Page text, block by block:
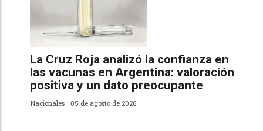
La Cruz Roja analizó la confianza en
las vacunas en Argentina: valoración
positiva y un dato preocupante
Nacionales 05 de agosto de 2026